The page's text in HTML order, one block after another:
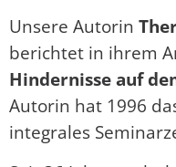
Unsere Autorin
berichtet in ihrem
Hindernisse auf
Autorin hat 1996
integrales